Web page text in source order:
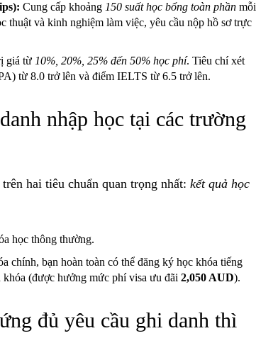
Cung cấp khoảng 150 suất học bổng toàn phần mỗi
thuật và kinh nghiệm làm việc, yêu cầu nộp hồ sơ trực
giá từ 10%, 20%, 25% đến 50% học phí. Tiêu chí xét
từ 8.0 trở lên và điểm IELTS từ 6.5 trở lên.
nhập học tại các trường
hai tiêu chuẩn quan trọng nhất: kết quả học
học thông thường.
chính, bạn hoàn toàn có thể đăng ký học khóa tiếng
(được hưởng mức phí visa ưu đãi 2,050 AUD).
đủ yêu cầu ghi danh thì